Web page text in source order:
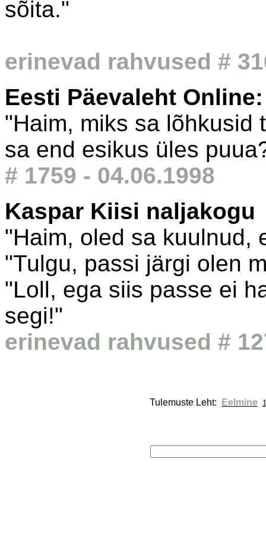
sõita."
erinevad rahvused #
Eesti Päevaleht
"Haim, miks sa lõhkusid
sa end esikus üles
# 1759 - 04.06.1998
Kaspar Kiisi naljakogu
"Haim, oled sa kuulnud,
"Tulgu, passi järgi olen
"Loll, ega siis passe ei
segi!"
erinevad rahvused #
Tulemuste Leht: Eelmine